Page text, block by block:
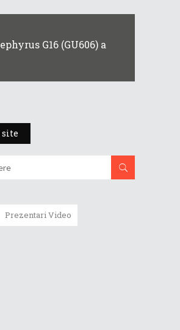
G16 (GU606) a
site
Prezentari Video